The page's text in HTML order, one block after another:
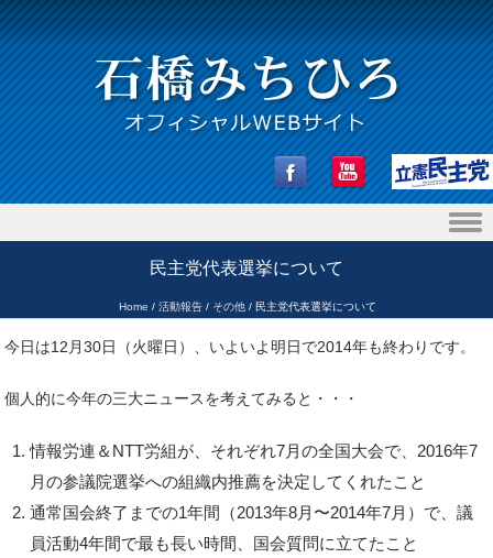
民主党代表選挙について
Home / 活動報告/ その他/ 民主党代表選挙について
今日は12月30日（火曜日）、いよいよ明日で2014年も終わりです。
個人的に今年の三大ニュースを考えてみると・・・
情報労連＆NTT労組が、それぞれ7月の全国大会で、2016年7
月の参議院選挙への組織内推薦を決定してくれたこと
通常国会終了までの1年間（2013年8月〜2014年7月）で、議
員活動4年間で最も長い時間、国会質問に立てたこと